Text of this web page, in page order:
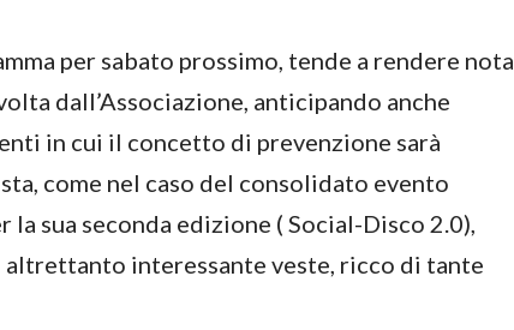
per sabato prossimo, tende a rendere nota
dall’Associazione, anticipando anche
in cui il concetto di prevenzione sarà
come nel caso del consolidato evento
la sua seconda edizione ( Social-Disco 2.0),
altrettanto interessante veste, ricco di tante